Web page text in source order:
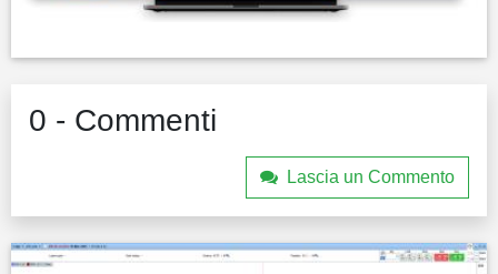
0 - Commenti
Lascia un Commento